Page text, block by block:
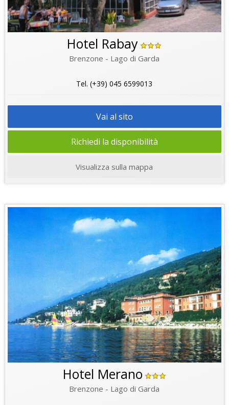
Hotel Rabay
Brenzone - Lago di Garda
Tel. (+39) 045 6599013
Vai al sito
Richiedi la disponibilità
Visualizza sulla mappa
Hotel Merano
Brenzone - Lago di Garda